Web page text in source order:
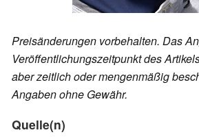
Preisänderungen vorbehalten. Das
Veröffentlichungszeitpunkt des
aber zeitlich oder mengenmäßig
Angaben ohne Gewähr.
Quelle(n)